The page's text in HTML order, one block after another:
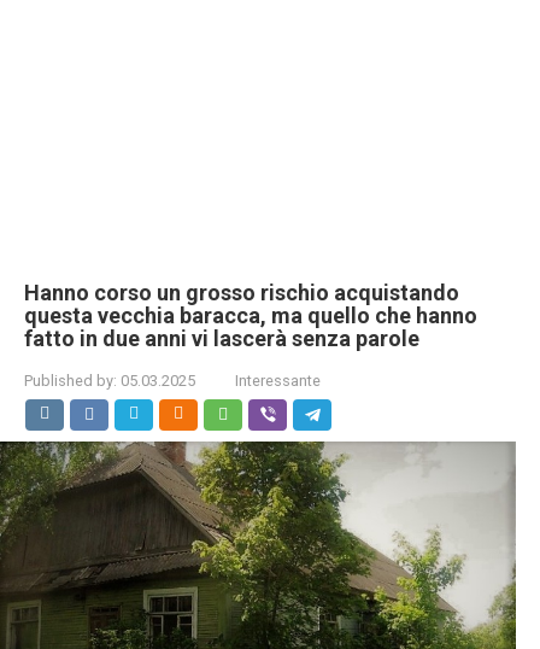
Hanno corso un grosso rischio acquistando
questa vecchia baracca, ma quello che hanno
fatto in due anni vi lascerà senza parole
Published by: 05.03.2025 Interessante